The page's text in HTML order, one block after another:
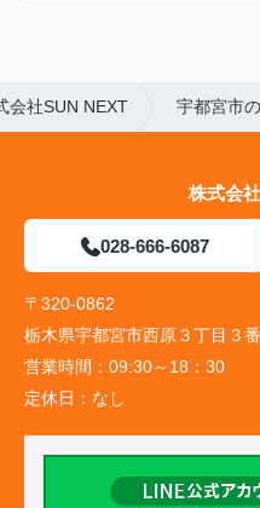
会社SUN NEXT 宇都宮市
株式会
028-666-6087
〒320-0862
栃木県宇都宮市西原３丁目３
営業時間： 09:30～18：30
定休日： なし